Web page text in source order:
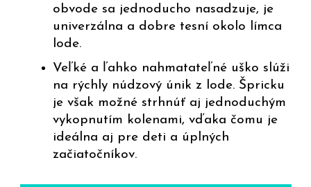
obvode sa jednoducho nasadzuje, je
univerzálna a dobre tesní okolo límca
lode.
Veľké a ľahko nahmatateľné uško slúži
na rýchly núdzový únik z lode. Špricku
je však možné strhnúť aj jednoduchým
vykopnutím kolenami, vďaka čomu je
ideálna aj pre deti a úplných
začiatočníkov.